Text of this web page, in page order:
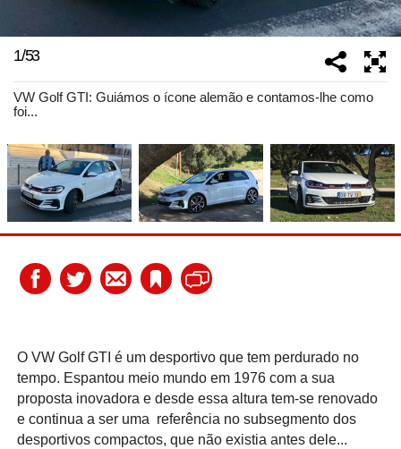
1/53
VW Golf GTI: Guiámos o ícone alemão e contamos-lhe como
foi...
O VW Golf GTI é um desportivo que tem perdurado no
tempo. Espantou meio mundo em 1976 com a sua
proposta inovadora e desde essa altura tem-se renovado
e continua a ser uma referência no subsegmento dos
desportivos compactos, que não existia antes dele...